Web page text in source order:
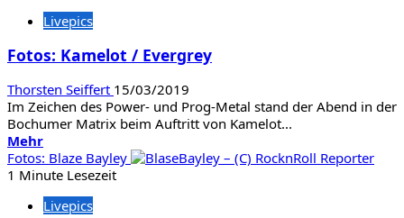
Rock
Classic
Livepics
Fotos: Kamelot / Evergrey
Thorsten Seiffert 15/03/2019
Im Zeichen des Power- und Prog-Metal stand der Abend in der
Bochumer Matrix beim Auftritt von Kamelot...
MehrMehr
Informationen
über
Kamelot
Fotos: Blaze Bayley
1 Minute Lesezeit
Livepics